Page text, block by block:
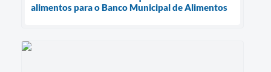
alimentos para o Banco Municipal de Alimentos